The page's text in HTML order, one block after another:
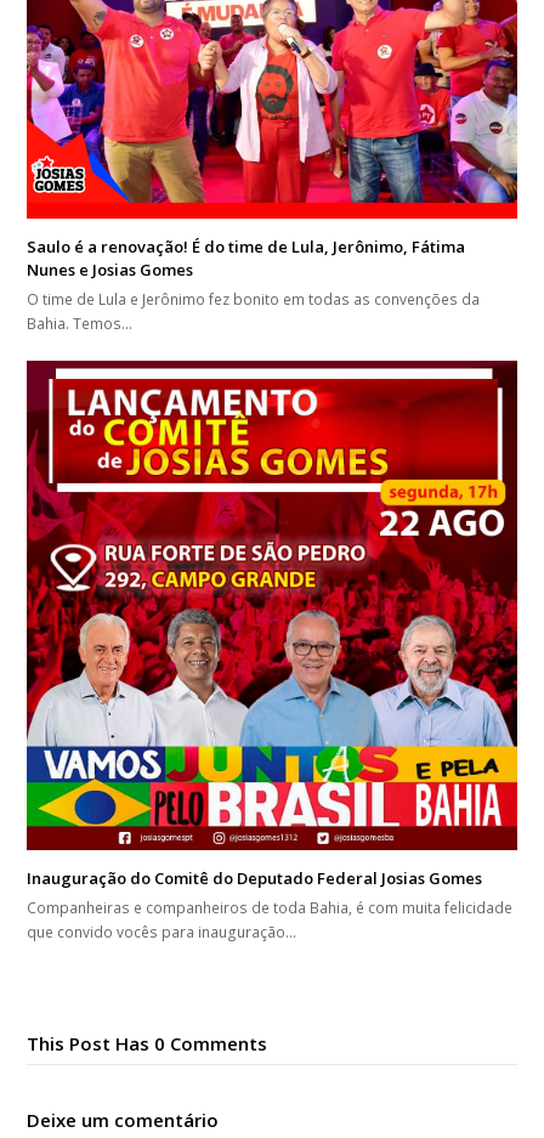
Saulo é a renovação! É do time de Lula, Jerônimo, Fátima
Nunes e Josias Gomes
O time de Lula e Jerônimo fez bonito em todas as convenções da
Bahia. Temos…
Inauguração do Comitê do Deputado Federal Josias Gomes
Companheiras e companheiros de toda Bahia, é com muita felicidade
que convido vocês para inauguração…
This Post Has 0 Comments
Deixe um comentário